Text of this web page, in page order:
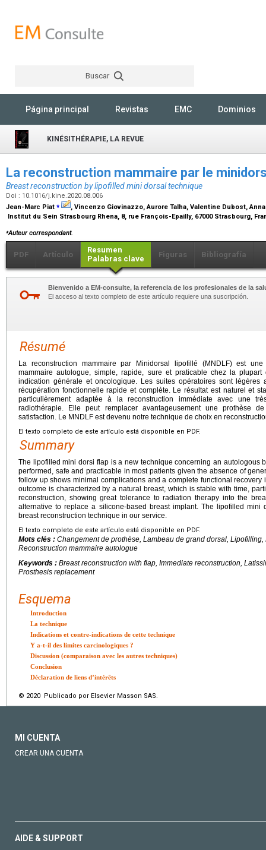
Buscar
Página principal Revistas EMC Dominios
KINÉSITHÉRAPIE, LA REVUE
La reconstruction mammaire par le
Breast reconstruction by lipofilled mini dorsal technique
Doi : 10.1016/j.kine.2020.08.006
Jean-Marc Piat ⁎
, Vincenzo Giovinazzo, Aurore Talha, Valentine Dubost,
Institut du Sein Strasbourg Rhena, 8, rue François-Epailly, 67000 Strasbourg,
⁎Auteur correspondant.
PDF Artículo
Resumen
Palabras clave
Figuras Bibliografía
Bienvenido a EM-consulte, la referencia de los profesionales de la
El acceso al texto completo de este artículo requiere una suscripción.
Résumé
La reconstruction mammaire par Minidorsal lipofillé (MNDLF) est
mammaire autologue, simple, rapide, sure et praticable chez la plupart
indication générale et oncologique. Les suites opératoires sont
récupération fonctionnelle rapide et complète. Le résultat est naturel et
particulièrement adaptée à la reconstruction immédiate avec une
radiothérapie. Elle peut remplacer avantageusement une prothèse
satisfaction. Le MNDLF est devenu notre technique de choix en
El texto completo de este artículo está disponible en PDF.
Summary
The lipofilled mini dorsi flap is a new technique concerning an autologous
performed, safe and practicable in most patients given the absence of
follow up shows minimal complications and a complete functional
outcome is characterized by a natural breast, which is stable with time,
reconstruction, showing great tolerance to radiation therapy into the
alternative to replace a silicone-based breast implant. The lipofilled
breast reconstruction technique in our service.
El texto completo de este artículo está disponible en PDF.
Mots clés : Changement de prothèse, Lambeau de grand dorsal,
Reconstruction mammaire autologue
Keywords : Breast reconstruction with flap, Immediate reconstruction,
Prosthesis replacement
Esquema
Introduction
La technique
Indications et contre-indications de cette technique
Y a-t-il des limites carcinologiques ?
Discussion (comparaison avec les autres techniques)
Conclusion
Déclaration de liens d’intérêts
© 2020 Publicado por Elsevier Masson SAS.
MI CUENTA
CREAR UNA CUENTA
AIDE & SUPPORT